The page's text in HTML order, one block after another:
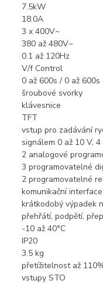
7.5kW
18.0A
3 x 400V~
380 až 480V~
0.1 až 120Hz
V/f Control
0 až 600s / 0 až 600s
šroubové svorky
klávesnice
TFT
vstup pro zadávání
signálem 0 až 10 V,
2 analogové
3 programovatelné
2 programovatelné
komunikační
krátkodobý výpadek
přehřátí, podpětí,
-10 až 40°C
IP20
3.5 kg
přetížitelnost až
vstupy STO